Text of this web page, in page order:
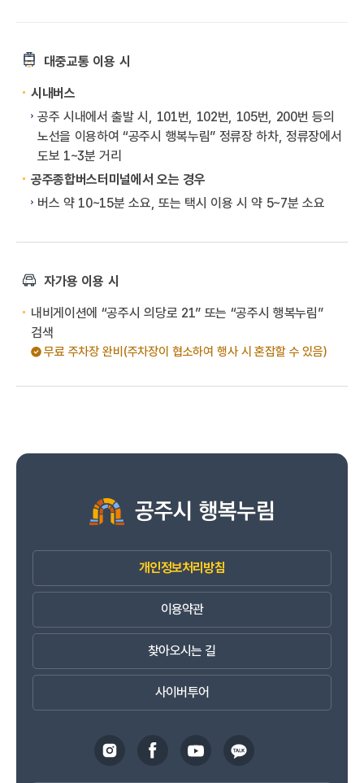
대중교통 이용 시
시내버스
공주 시내에서 출발 시, 101번, 102번, 105번, 200번 등의
노선을 이용하여 “공주시 행복누림” 정류장 하차, 정류장에서
도보 1~3분 거리
공주종합버스터미널에서 오는 경우
버스 약 10~15분 소요, 또는 택시 이용 시 약 5~7분 소요
자가용 이용 시
내비게이션에 “공주시 의당로 21” 또는 “공주시 행복누림”
검색
무료 주차장 완비(주차장이 협소하여 행사 시 혼잡할 수 있음)
개인정보처리방침
이용약관
찾아오시는 길
사이버투어